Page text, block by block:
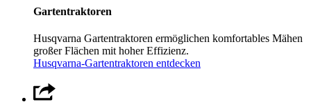
Gartentraktoren
Husqvarna Gartentraktoren ermöglichen komfortables Mähen
großer Flächen mit hoher Effizienz.
Husqvarna-Gartentraktoren entdecken